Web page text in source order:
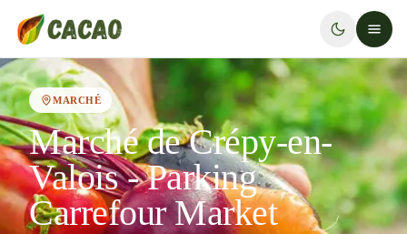
MARCHÉ
Marché de Crépy-en-
Valois - Parking
Carrefour Market